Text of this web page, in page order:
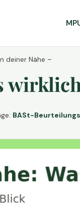
deiner Nähe –
BASt-